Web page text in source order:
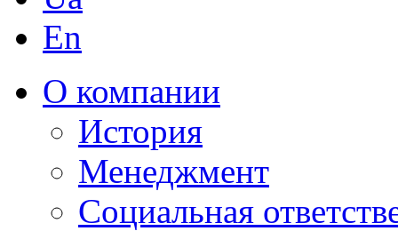
En
О компании
История
Менеджмент
Социальная